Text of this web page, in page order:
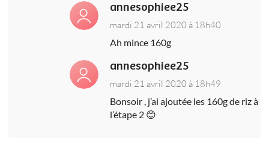
annesophiee25
mardi 21 avril 2020 à 18h40
Ah mince 160g
annesophiee25
mardi 21 avril 2020 à 18h49
Bonsoir , j’ai ajoutée les 160g de riz à
l’étape 2 😊